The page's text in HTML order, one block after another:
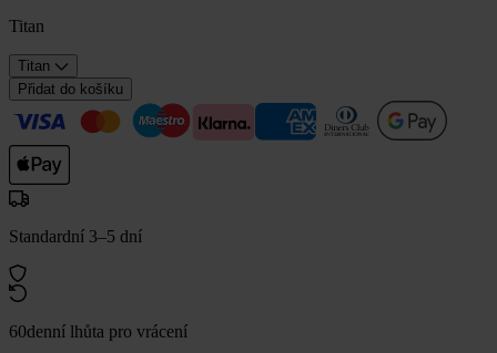
Titan
Titan
Přidat do košíku
Standardní 3–5 dní
60denní lhůta pro vrácení